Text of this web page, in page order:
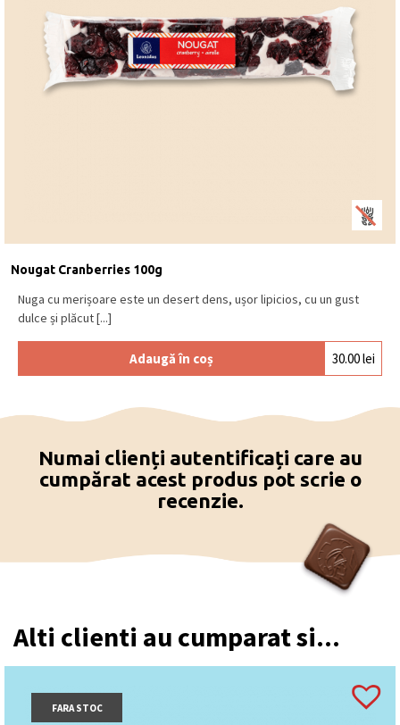
Nougat Cranberries 100g
Nuga cu merișoare este un desert dens, ușor lipicios, cu un gust
dulce și plăcut [...]
Adaugă în coș 30.00lei
Numai clienți autentificați care au
cumpărat acest produs pot scrie o
recenzie.
Alti clienti au cumparat si...
FARA STOC